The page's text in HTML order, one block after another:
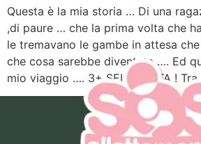
Questa è la mia storia … Di una
,di paure … che la prima volta che
le tremavano le gambe in attesa
che cosa sarebbe diventata …. Ed
mio viaggio …. 3+ SEI INCINTA !